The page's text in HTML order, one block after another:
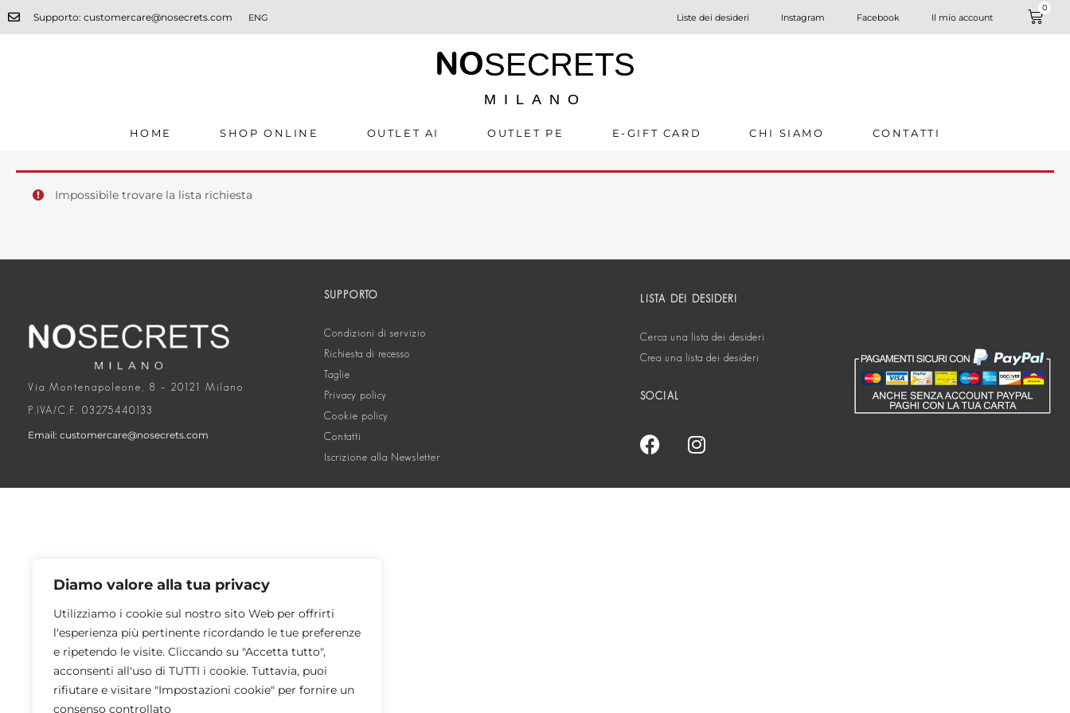
Diamo valore alla tua privacy
Utilizziamo i cookie sul nostro sito Web per offrirti
l'esperienza più pertinente ricordando le tue preferenze
e ripetendo le visite. Cliccando su "Accetta tutto",
acconsenti all'uso di TUTTI i cookie. Tuttavia, puoi
rifiutare e visitare "Impostazioni cookie" per fornire un
consenso controllato
Supporto: customercare@nosecrets.com ENG Liste dei desideri Instagram Facebook Il mio account
0
NOSECRETS
MILANO
HOME SHOP ONLINE OUTLET AI OUTLET PE E-GIFT CARD CHI SIAMO CONTATTI
Impossibile trovare la lista richiesta
Via Montenapoleone, 8 – 20121 Milano
P.IVA/C.F. 03275440133
Email: customercare@nosecrets.com
SUPPORTO
Condizioni di servizio
Richiesta di recesso
Taglie
Privacy policy
Cookie policy
Contatti
Iscrizione alla Newsletter
LISTA DEI DESIDERI
Cerca una lista dei desideri
Crea una lista dei desideri
SOCIAL